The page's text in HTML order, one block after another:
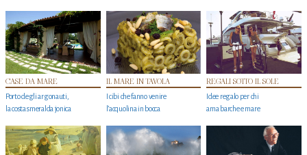
CASE DA MARE
Porto degli argonauti,
la costa smeralda jonica
IL MARE IN TAVOLA
I cibi che fanno venire
l’acquolina in bocca
REGALI SOTTO IL SOLE
Idee regalo per chi
ama barche e mare